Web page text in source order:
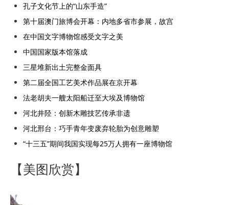
孔子文化节上的“山东手造”
第十届澳门旅博会开幕：内地多省市参展，故宫
在中国文字博物馆感受文字之美
中国国家版本馆落成
三星堆新出土完整金面具
第二届全国工艺美术作品展在京开幕
法老胡夫一艘太阳船迁至大埃及博物馆
河北井陉：创新木雕技艺传承非遗
河北邢台：巧手青年变废弃轮胎为创意雕塑
“十三五”期间我国实现每25万人拥有一座博物馆
【美图欣赏】